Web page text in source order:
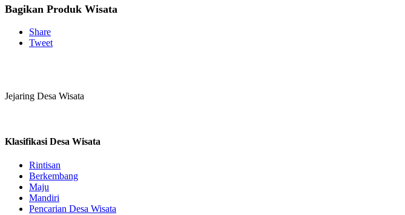
Bagikan Produk Wisata
Share
Tweet
Jejaring Desa Wisata
Klasifikasi Desa Wisata
Rintisan
Berkembang
Maju
Mandiri
Pencarian Desa Wisata